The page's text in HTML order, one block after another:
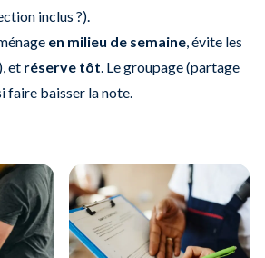
inclus ?).
en milieu de semaine, évite les
et réserve tôt. Le groupage (partage
faire baisser la note.